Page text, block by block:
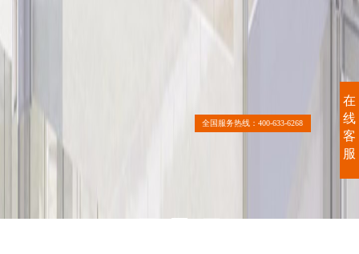
全国服务热线：400-633-6268
在
线
客
服